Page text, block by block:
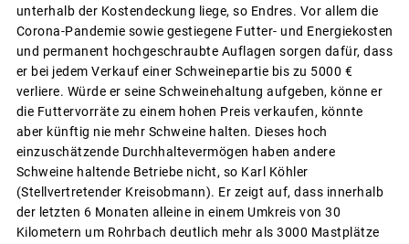
unterhalb der Kostendeckung liege, so Endres. Vor allem die
Corona-Pandemie sowie gestiegene Futter- und Energiekosten
und permanent hochgeschraubte Auflagen sorgen dafür, dass
er bei jedem Verkauf einer Schweinepartie bis zu 5000 €
verliere. Würde er seine Schweinehaltung aufgeben, könne er
die Futtervorräte zu einem hohen Preis verkaufen, könnte
aber künftig nie mehr Schweine halten. Dieses hoch
einzuschätzende Durchhaltevermögen haben andere
Schweine haltende Betriebe nicht, so Karl Köhler
(Stellvertretender Kreisobmann). Er zeigt auf, dass innerhalb
der letzten 6 Monaten alleine in einem Umkreis von 30
Kilometern um Rohrbach deutlich mehr als 3000 Mastplätze